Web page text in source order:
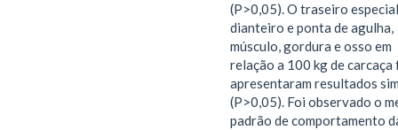
(P>0,05). O traseiro
dianteiro e ponta de agulha,
músculo, gordura e osso em
relação a 100 kg de carcaça
apresentaram resultados
(P>0,05). Foi observado o
padrão de comportamento